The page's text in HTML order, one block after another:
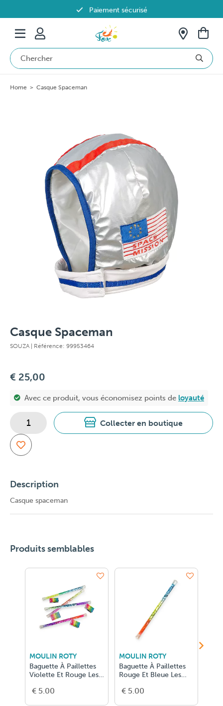
Paiement sécurisé
Livraison offerte dès 69€ en Belgique
Home > Casque Spaceman
Casque Spaceman
SOUZA | Référence: 99953464
€ 25,00
Avec ce produit, vous économisez points de loyauté
Collecter en boutique
Description
Casque spaceman
Produits semblables
MOULIN ROTY
Baguette À Paillettes
Violette Et Rouge Les
€ 5.00
MOULIN ROTY
Baguette À Paillettes
Rouge Et Bleue Les
€ 5.00